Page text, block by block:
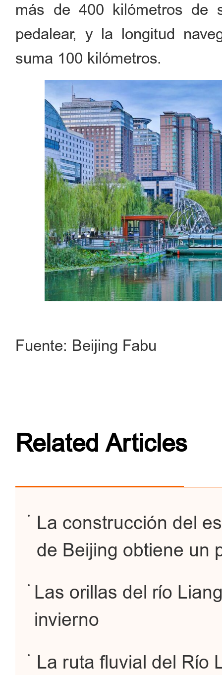
más de 400 kilómetros de
pedalear, y la longitud
suma 100 kilómetros.
Fuente: Beijing Fabu
Related Articles
La construcción del
de Beijing obtiene un
Las orillas del río
invierno
La ruta fluvial del Río